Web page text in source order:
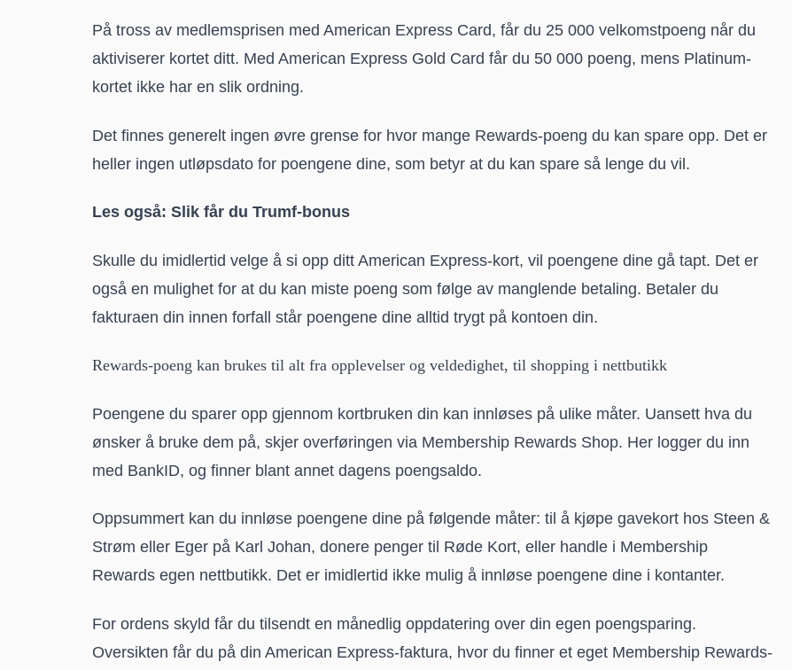
På tross av medlemsprisen med American Express Card, får du 25 000 velkomstpoeng når du
aktiviserer kortet ditt. Med American Express Gold Card får du 50 000 poeng, mens Platinum-
kortet ikke har en slik ordning.
Det finnes generelt ingen øvre grense for hvor mange Rewards-poeng du kan spare opp. Det er
heller ingen utløpsdato for poengene dine, som betyr at du kan spare så lenge du vil.
Les også: Slik får du Trumf-bonus
Skulle du imidlertid velge å si opp ditt American Express-kort, vil poengene dine gå tapt. Det er
også en mulighet for at du kan miste poeng som følge av manglende betaling. Betaler du
fakturaen din innen forfall står poengene dine alltid trygt på kontoen din.
Rewards-poeng kan brukes til alt fra opplevelser og veldedighet, til shopping i nettbutikk
Poengene du sparer opp gjennom kortbruken din kan innløses på ulike måter. Uansett hva du
ønsker å bruke dem på, skjer overføringen via Membership Rewards Shop. Her logger du inn
med BankID, og finner blant annet dagens poengsaldo.
Oppsummert kan du innløse poengene dine på følgende måter: til å kjøpe gavekort hos Steen &
Strøm eller Eger på Karl Johan, donere penger til Røde Kort, eller handle i Membership
Rewards egen nettbutikk. Det er imidlertid ikke mulig å innløse poengene dine i kontanter.
For ordens skyld får du tilsendt en månedlig oppdatering over din egen poengsparing.
Oversikten får du på din American Express-faktura, hvor du finner et eget Membership Rewards-